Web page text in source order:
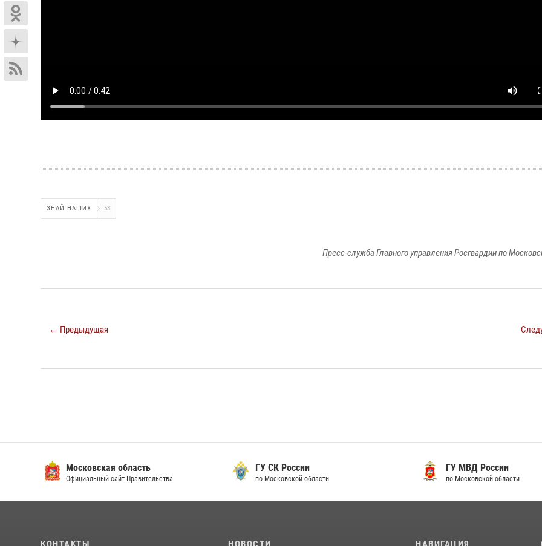
ЗНАЙ НАШИХ 53
Пресс-служба Главного управления Росгвардии по
← Предыдущая
Московская область
Официальный сайт Правительства
ГУ СК России
по Московской области
ГУ МВД России
по Московской области